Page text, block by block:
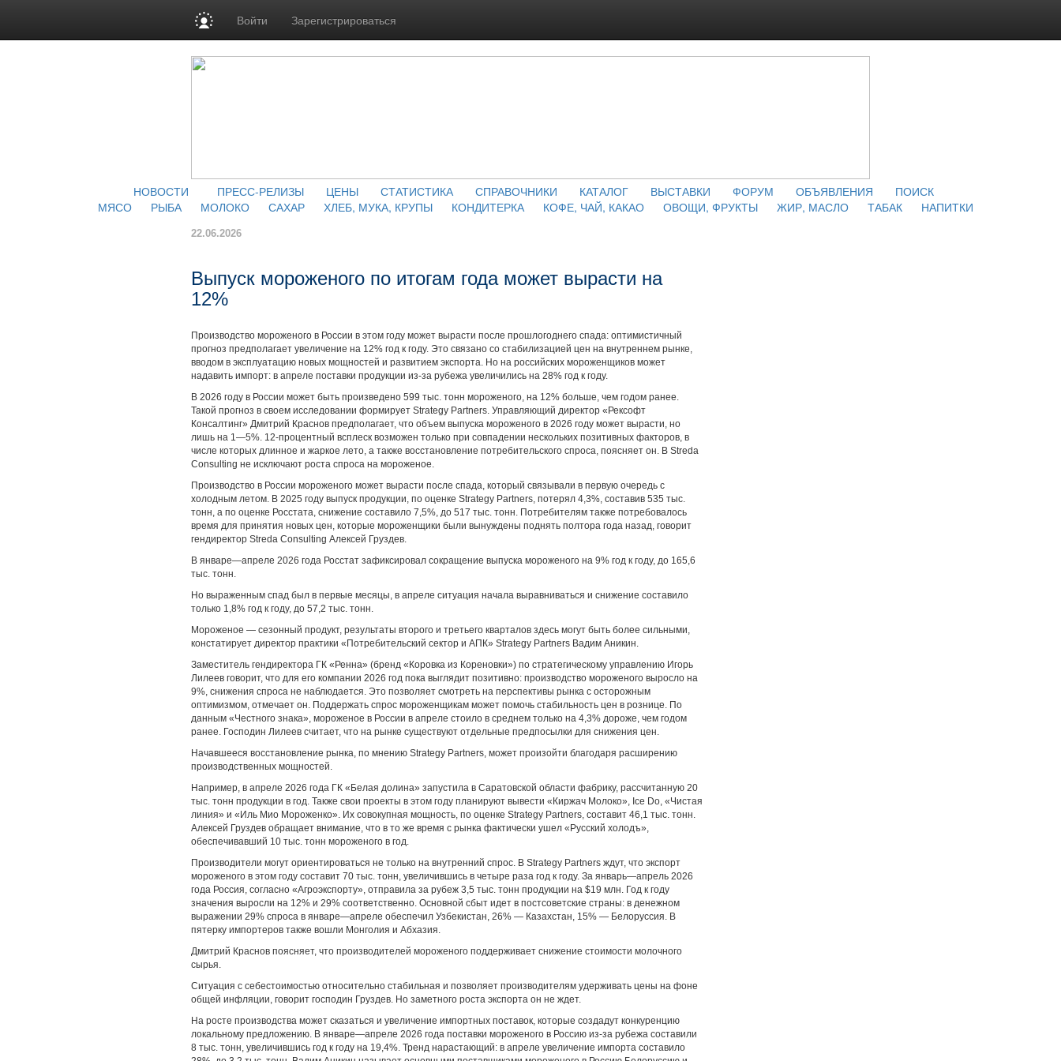
Войти Зарегистрироваться
НОВОСТИ ПРЕСС-РЕЛИЗЫ ЦЕНЫ СТАТИСТИКА СПРАВОЧНИКИ КАТАЛОГ ВЫСТАВКИ ФОРУМ ОБЪЯВЛЕНИЯ
ПОИСК
МЯСО
РЫБА МОЛОКО САХАР ХЛЕБ, МУКА, КРУПЫ КОНДИТЕРКА КОФЕ, ЧАЙ, КАКАО ОВОЩИ, ФРУКТЫ ЖИР, МАСЛО ТАБАК НАПИТКИ
22.06.2026
Выпуск мороженого по итогам года может вырасти на
12%
Производство мороженого в России в этом году может вырасти после прошлогоднего спада: оптимистичный
прогноз предполагает увеличение на 12% год к году. Это связано со стабилизацией цен на внутреннем рынке,
вводом в эксплуатацию новых мощностей и развитием экспорта. Но на российских мороженщиков может
надавить импорт: в апреле поставки продукции из-за рубежа увеличились на 28% год к году.
В 2026 году в России может быть произведено 599 тыс. тонн мороженого, на 12% больше, чем годом ранее.
Такой прогноз в своем исследовании формирует Strategy Partners. Управляющий директор «Рексофт
Консалтинг» Дмитрий Краснов предполагает, что объем выпуска мороженого в 2026 году может вырасти, но
лишь на 1—5%. 12-процентный всплеск возможен только при совпадении нескольких позитивных факторов, в
числе которых длинное и жаркое лето, а также восстановление потребительского спроса, поясняет он. В Streda
Consulting не исключают роста спроса на мороженое.
Производство в России мороженого может вырасти после спада, который связывали в первую очередь с
холодным летом. В 2025 году выпуск продукции, по оценке Strategy Partners, потерял 4,3%, составив 535 тыс.
тонн, а по оценке Росстата, снижение составило 7,5%, до 517 тыс. тонн. Потребителям также потребовалось
время для принятия новых цен, которые мороженщики были вынуждены поднять полтора года назад, говорит
гендиректор Streda Consulting Алексей Груздев.
В январе—апреле 2026 года Росстат зафиксировал сокращение выпуска мороженого на 9% год к году, до 165,6
тыс. тонн.
Но выраженным спад был в первые месяцы, в апреле ситуация начала выравниваться и снижение составило
только 1,8% год к году, до 57,2 тыс. тонн.
Мороженое — сезонный продукт, результаты второго и третьего кварталов здесь могут быть более сильными,
констатирует директор практики «Потребительский сектор и АПК» Strategy Partners Вадим Аникин.
Заместитель гендиректора ГК «Ренна» (бренд «Коровка из Кореновки») по стратегическому управлению Игорь
Лилеев говорит, что для его компании 2026 год пока выглядит позитивно: производство мороженого выросло на
9%, снижения спроса не наблюдается. Это позволяет смотреть на перспективы рынка с осторожным
оптимизмом, отмечает он. Поддержать спрос мороженщикам может помочь стабильность цен в рознице. По
данным «Честного знака», мороженое в России в апреле стоило в среднем только на 4,3% дороже, чем годом
ранее. Господин Лилеев считает, что на рынке существуют отдельные предпосылки для снижения цен.
Начавшееся восстановление рынка, по мнению Strategy Partners, может произойти благодаря расширению
производственных мощностей.
Например, в апреле 2026 года ГК «Белая долина» запустила в Саратовской области фабрику, рассчитанную 20
тыс. тонн продукции в год. Также свои проекты в этом году планируют вывести «Киржач Молоко», Ice Do, «Чистая
линия» и «Иль Мио Мороженко». Их совокупная мощность, по оценке Strategy Partners, составит 46,1 тыс. тонн.
Алексей Груздев обращает внимание, что в то же время с рынка фактически ушел «Русский холодъ»,
обеспечивавший 10 тыс. тонн мороженого в год.
Производители могут ориентироваться не только на внутренний спрос. В Strategy Partners ждут, что экспорт
мороженого в этом году составит 70 тыс. тонн, увеличившись в четыре раза год к году. За январь—апрель 2026
года Россия, согласно «Агроэкспорту», отправила за рубеж 3,5 тыс. тонн продукции на $19 млн. Год к году
значения выросли на 12% и 29% соответственно. Основной сбыт идет в постсоветские страны: в денежном
выражении 29% спроса в январе—апреле обеспечил Узбекистан, 26% — Казахстан, 15% — Белоруссия. В
пятерку импортеров также вошли Монголия и Абхазия.
Дмитрий Краснов поясняет, что производителей мороженого поддерживает снижение стоимости молочного
сырья.
Ситуация с себестоимостью относительно стабильная и позволяет производителям удерживать цены на фоне
общей инфляции, говорит господин Груздев. Но заметного роста экспорта он не ждет.
На росте производства может сказаться и увеличение импортных поставок, которые создадут конкуренцию
локальному предложению. В январе—апреле 2026 года поставки мороженого в Россию из-за рубежа составили
8 тыс. тонн, увеличившись год к году на 19,4%. Тренд нарастающий: в апреле увеличение импорта составило